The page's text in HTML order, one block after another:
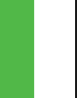
- Blå